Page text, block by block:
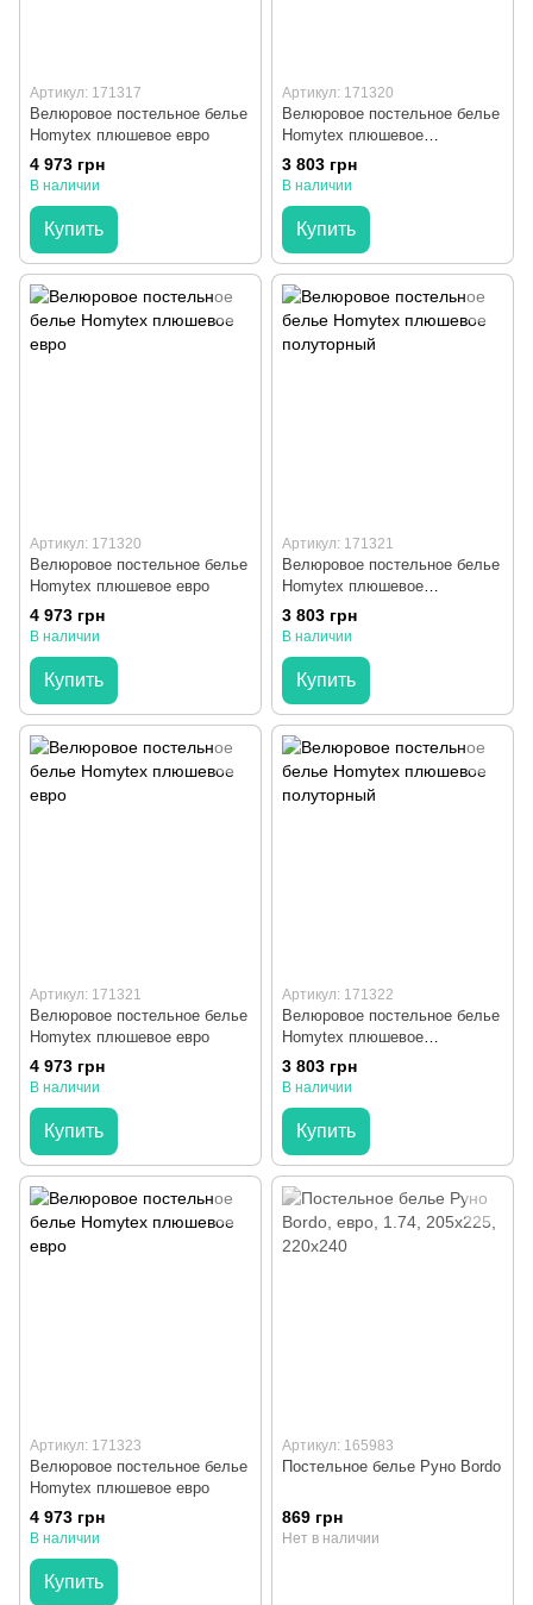
Артикул: 171317
Велюровое постельное белье
Homytex плюшевое евро
4 973 грн
В наличии
Купить
Артикул: 171320
Велюровое постельное белье
Homytex плюшевое
полуторный
3 803 грн
В наличии
Купить
Артикул: 171320
Велюровое постельное белье
Homytex плюшевое евро
4 973 грн
В наличии
Купить
Артикул: 171321
Велюровое постельное белье
Homytex плюшевое
полуторный
3 803 грн
В наличии
Купить
Артикул: 171321
Велюровое постельное белье
Homytex плюшевое евро
4 973 грн
В наличии
Купить
Артикул: 171322
Велюровое постельное белье
Homytex плюшевое
полуторный
3 803 грн
В наличии
Купить
Артикул: 171323
Велюровое постельное белье
Homytex плюшевое евро
4 973 грн
В наличии
Купить
Артикул: 165983
Постельное белье Руно Bordo
869 грн
Нет в наличии